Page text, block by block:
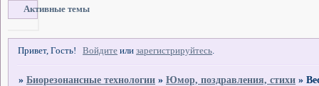
Активные темы
Привет, Гость! Войдите илизарегистрируйтесь.
»Биорезонансные технологии »Юмор, поздравления, стихи »